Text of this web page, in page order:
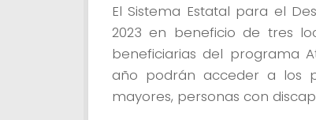
El Sistema Estatal para el
2023 en beneficio de tres
beneficiarias del programa
año podrán acceder a los
mayores, personas con